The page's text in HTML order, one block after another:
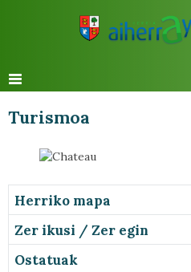
Turismoa
Herriko mapa
Zer ikusi / Zer egin
Ostatuak